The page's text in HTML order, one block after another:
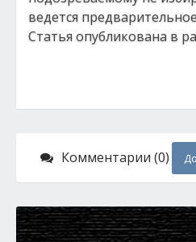
ведется
Статья опубликована в
Комментарии (0)